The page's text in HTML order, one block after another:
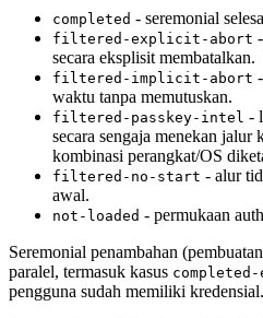
completed - seremonial
filtered-explicit-abort
secara eksplisit membatalkan.
filtered-implicit-abort
waktu tanpa memutuskan.
filtered-passkey-intel -
secara sengaja menekan jalur
kombinasi perangkat/OS
filtered-no-start - alur
awal.
not-loaded - permukaan
Seremonial penambahan
paralel, termasuk kasus
pengguna sudah memiliki kredensial.